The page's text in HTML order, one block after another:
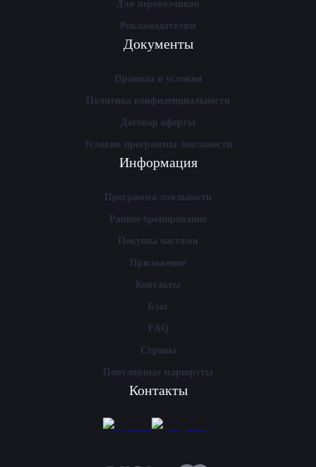
Для перевозчиков
Рекламодателям
Документы
Правила и условия
Политика конфиденциальности
Договор оферты
Условия программы лояльности
Информация
Программа лояльности
Раннее бронирование
Покупка частями
Приложение
Контакты
Блог
FAQ
Страны
Популярные маршруты
Контакты